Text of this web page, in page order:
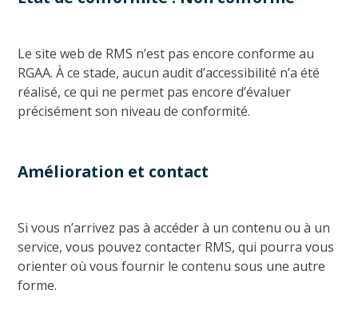
Le site web de RMS n’est pas encore conforme au
RGAA. À ce stade, aucun audit d’accessibilité n’a été
réalisé, ce qui ne permet pas encore d’évaluer
précisément son niveau de conformité.
Amélioration et contact
Si vous n’arrivez pas à accéder à un contenu ou à un
service, vous pouvez contacter RMS, qui pourra vous
orienter où vous fournir le contenu sous une autre
forme.